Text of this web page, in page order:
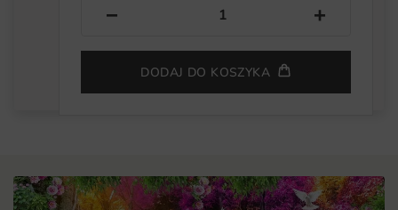
− +
DODAJ DO KOSZYKA